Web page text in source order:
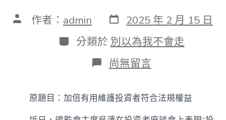
文 作者： admin 發
表
日
期
2025 年 2 月 15 日
分
類
分類於 別以為我不會走
在
〈加
有
用
維
尚無留言
原題目：加倍有用維護投資者符合法規權益